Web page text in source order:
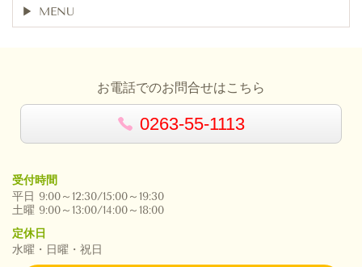
MENU
お電話でのお問合せはこちら
0263-55-1113
受付時間
平日 9:00～12:30/15:00～19:30
土曜 9:00～13:00/14:00～18:00
定休日
水曜・日曜・祝日